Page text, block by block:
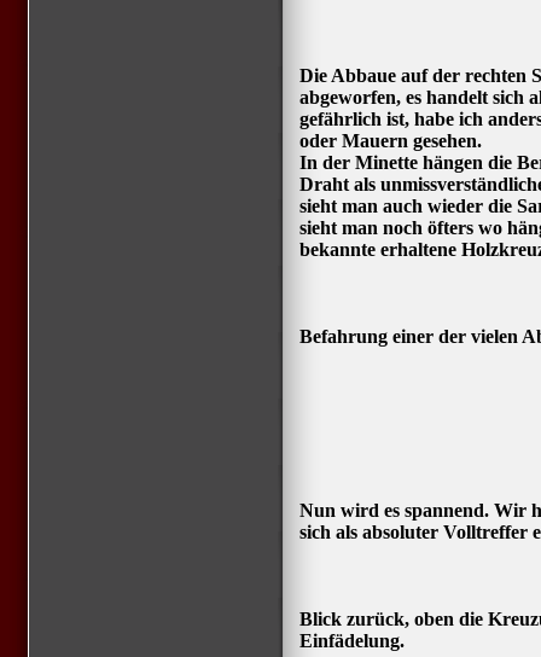
Die Abbaue auf der rechten
abgeworfen, es handelt sich
gefährlich ist, habe ich
oder Mauern gesehen.
In der Minette hängen die
Draht als
sieht man auch wieder die
sieht man noch öfters wo
bekannte erhaltene
Befahrung einer der vielen
Nun wird es spannend. Wir
sich als absoluter Volltreffer
Blick zurück, oben die
Einfädelung.